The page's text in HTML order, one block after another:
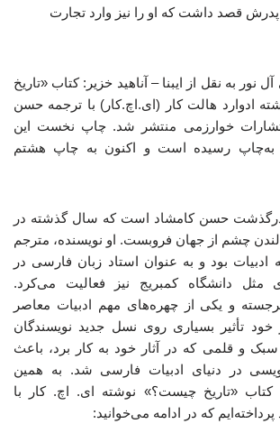
پدرش قصد داشت که او را نیز وارد تجارت
نور به نقل از ایبنا – آناهید خزیر: کتاب «تاریخ
ادوارد هالت کار (ای.اچ.کار) با ترجمه حسن
خوارزمی منتشر شد. چاپ نخست این
کتاب دی‌ماه ۱۳۴۹ به‌چاپ رسیده است و اکنون به چاپ هشتم
درگذشت حسن کامشاد است که سال گذشته در
در لندن چشم از جهان فروبست. او نویسنده، مترجم
ادبیات بود و به ‌عنوان استاد زبان فارسی در
مثل دانشگاه کمبریج نیز فعالیت می‌کرد.
و یکی از چهره‌های مهم ادبیات معاصر
خود تأثیر بسیاری روی نسل جدید نویسندگان
سبک و قلمی که در آثار خود به کار برد، باعث
در دنیای ادبیات فارسی شد. به همین
«تاریخ چیست؟» نوشته ای. اچ. کار با
که در ادامه می‌خوانید: